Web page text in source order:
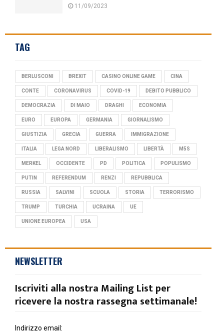
11/09/2023
TAG
BERLUSCONI BREXIT CASINO ONLINE GAME CINA
CONTE CORONAVIRUS COVID-19 DEBITO PUBBLICO
DEMOCRAZIA DI MAIO DRAGHI ECONOMIA
EURO EUROPA GERMANIA GIORNALISMO
GIUSTIZIA GRECIA GUERRA IMMIGRAZIONE
ITALIA LEGA NORD LIBERALISMO LIBERTÀ M5S
MERKEL OCCIDENTE PD POLITICA POPULISMO
PUTIN REFERENDUM RENZI REPUBBLICA
RUSSIA SALVINI SCUOLA STORIA TERRORISMO
TRUMP TURCHIA UCRAINA UE
UNIONE EUROPEA USA
NEWSLETTER
Iscriviti alla nostra Mailing List per
ricevere la nostra rassegna settimanale!
Indirizzo email: